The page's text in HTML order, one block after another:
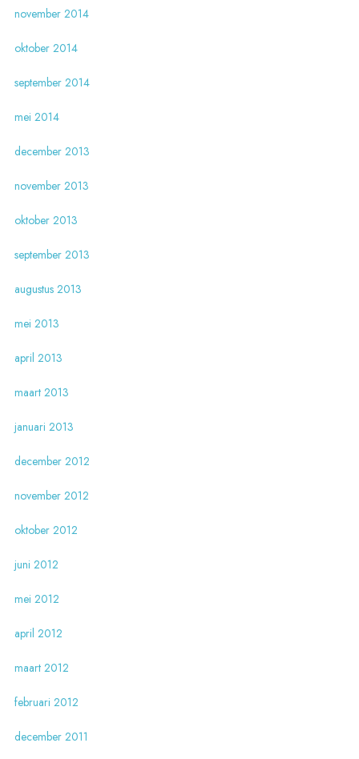
november 2014
oktober 2014
september 2014
mei 2014
december 2013
november 2013
oktober 2013
september 2013
augustus 2013
mei 2013
april 2013
maart 2013
januari 2013
december 2012
november 2012
oktober 2012
juni 2012
mei 2012
april 2012
maart 2012
februari 2012
december 2011